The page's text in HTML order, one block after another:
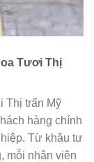
Tươi Thị
Thị trấn Mỹ
hàng chính
Từ khâu tư
mỗi nhân viên